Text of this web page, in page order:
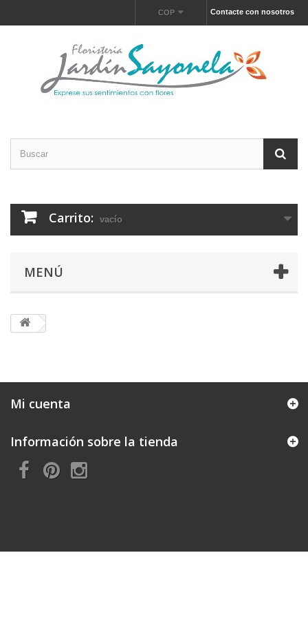
Contacte con nosotros
COP
Carrito: vacío
MENÚ
Mi cuenta
Información sobre la tienda